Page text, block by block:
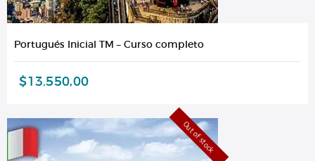
Portugués Inicial TM – Curso completo
$13.550,00
Out of stock